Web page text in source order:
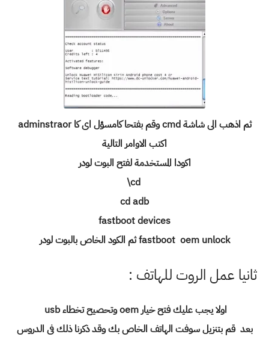
ثم اذهب الى شاشة cmd وقم بفتحا كامسؤل اى كا adminstraor
اكتب الاوامر التالية
اكودا المستخدمة لفتح البوت لودر
cd\
cd adb
fastboot devices
fastboot oem unlock ثم الكود الخاص بالبوت لودر
ثانيا عمل الروت للهاتف :
اولا يجب عليك فتح خيار oem وتحصيح تخطاء usb
بعد قم بتنزيل سوفت الهاتف الخاص بك وقد ذكرنا ذلك فى الدروس